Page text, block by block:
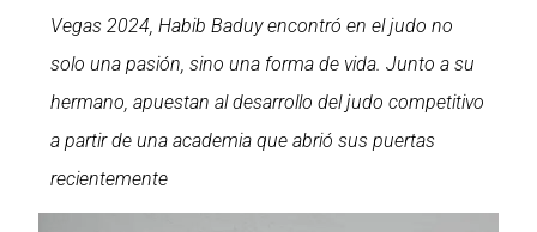
Vegas 2024, Habib Baduy encontró en el judo no
solo una pasión, sino una forma de vida. Junto a su
hermano, apuestan al desarrollo del judo competitivo
a partir de una academia que abrió sus puertas
recientemente